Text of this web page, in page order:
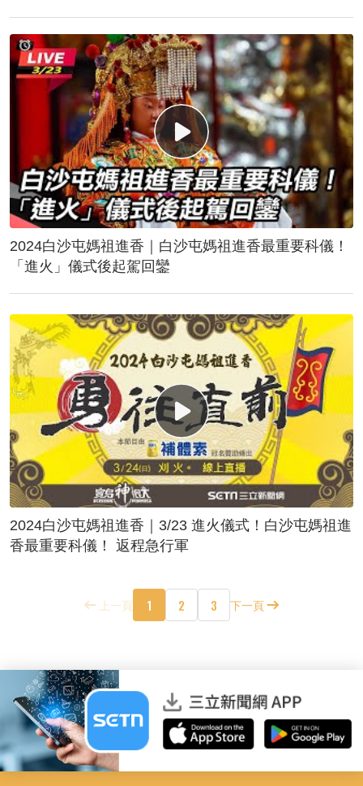
2024白沙屯媽祖進香｜白沙屯媽祖進香最重要科儀！
「進火」儀式後起駕回鑾
2024白沙屯媽祖進香｜3/23 進火儀式！白沙屯媽祖進
香最重要科儀！ 返程急行軍
上一頁 1 2 3 下一頁